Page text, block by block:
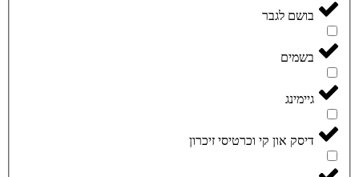
בושם לגבר
בשמים
גיימינג
דיסק און קי וכרטיסי זיכרון